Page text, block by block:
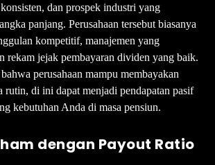
dan prospek industri yang
panjang. Perusahaan tersebut biasanya
kompetitif, manajemen yang
rekam jejak pembayaran dividen yang baik.
perusahaan mampu membayakan
rutin, di ini dapat menjadi pendapatan pasif
kebutuhan Anda di masa pensiun.
dengan Payout Ratio